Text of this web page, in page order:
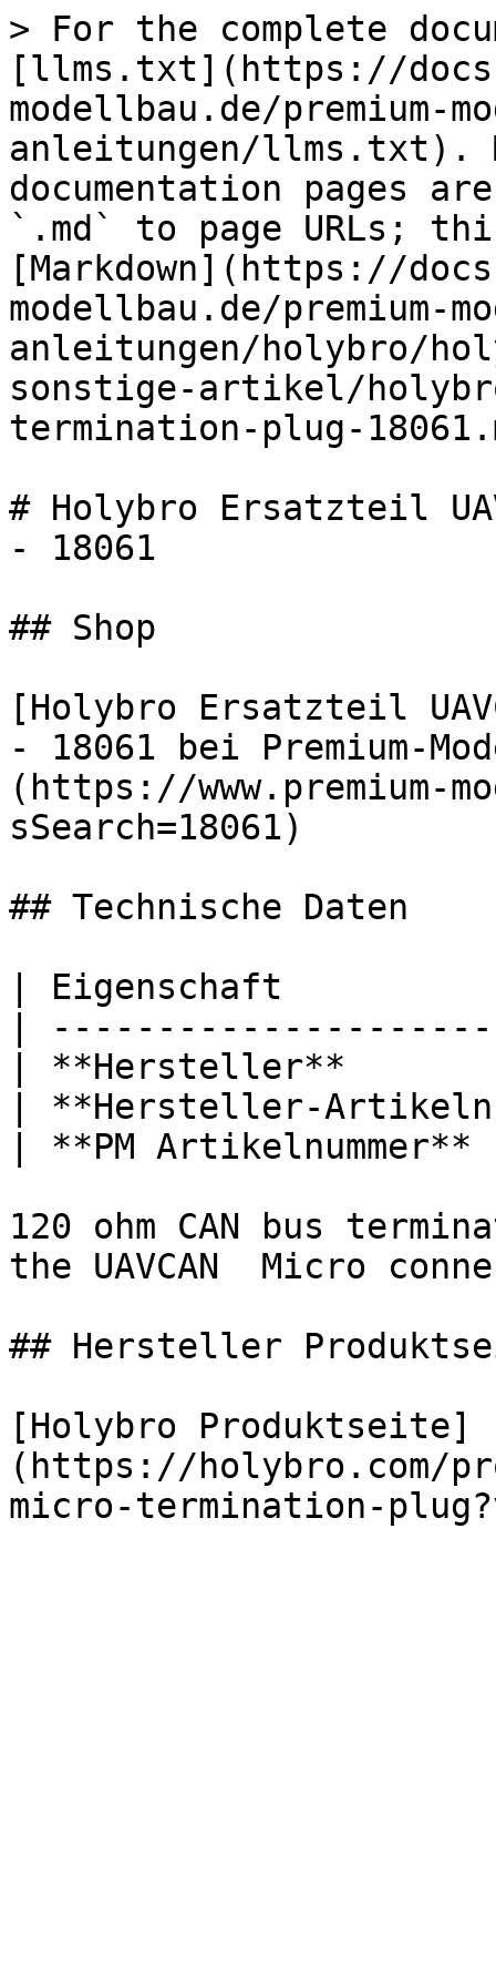
> For the complete
[llms.txt](https://
modellbau.de/premium-
anleitungen/llms.txt).
documentation pages
`.md` to page URLs;
[Markdown](https://
modellbau.de/premium-
anleitungen/holybro/
sonstige-artikel/
termination-plug-
# Holybro Ersatzteil
- 18061
## Shop
[Holybro Ersatzteil
- 18061 bei Premium-
(https://www.premium-
sSearch=18061)
## Technische Daten
| Eigenschaft
|
| **Hersteller**
| **Hersteller-
| **PM
120 ohm CAN bus
the UAVCAN  Micro
## Hersteller
[Holybro Produktseite]
(https://holybro.com/